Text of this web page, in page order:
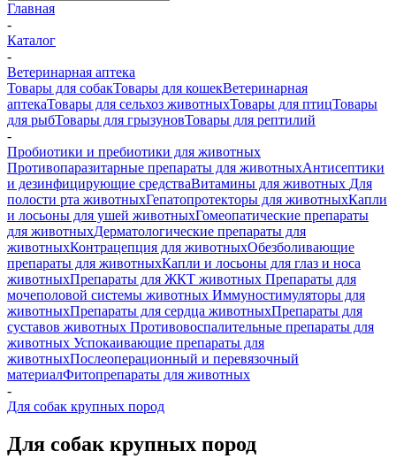
Главная
-
Каталог
-
Ветеринарная аптека
Товары для собакТовары для кошекВетеринарная
аптекаТовары для сельхоз животныхТовары для птицТовары
для рыбТовары для грызуновТовары для рептилий
-
Пробиотики и пребиотики для животных
Противопаразитарные препараты для животныхАнтисептики
и дезинфицирующие средстваВитамины для животных Для
полости рта животныхГепатопротекторы для животныхКапли
и лосьоны для ушей животныхГомеопатические препараты
для животныхДерматологические препараты для
животныхКонтрацепция для животныхОбезболивающие
препараты для животныхКапли и лосьоны для глаз и носа
животныхПрепараты для ЖКТ животных Препараты для
мочеполовой системы животных Иммуностимуляторы для
животныхПрепараты для сердца животныхПрепараты для
суставов животных Противовоспалительные препараты для
животных Успокаивающие препараты для
животныхПослеоперационный и перевязочный
материалФитопрепараты для животных
-
Для собак крупных пород
Для собак крупных пород